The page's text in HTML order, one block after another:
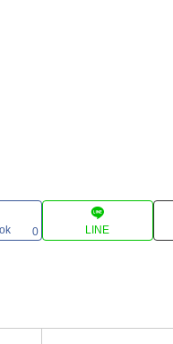
0 LINE